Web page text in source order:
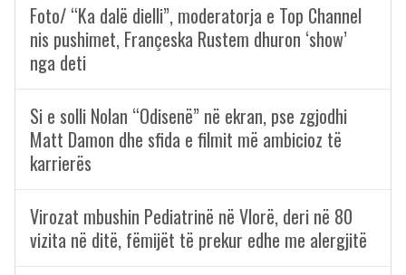
Foto/ “Ka dalë dielli”, moderatorja e Top Channel
nis pushimet, Françeska Rustem dhuron ‘show’
nga deti
Si e solli Nolan “Odisenë” në ekran, pse zgjodhi
Matt Damon dhe sfida e filmit më ambicioz të
karrierës
Virozat mbushin Pediatrinë në Vlorë, deri në 80
vizita në ditë, fëmijët të prekur edhe me alergjitë